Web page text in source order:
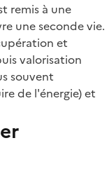
remis à une
une seconde vie.
et
valorisation
souvent
de l'énergie) et